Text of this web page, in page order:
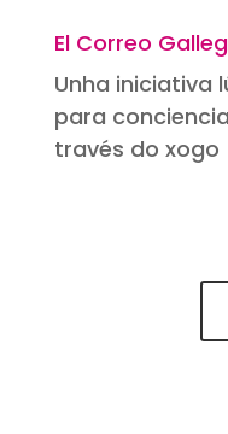
El Correo
Unha iniciativa
para
través do xogo